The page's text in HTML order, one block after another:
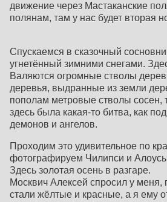
движение через Мастаканские
полянам, там у нас будет вторая
Спускаемся в сказочный
угнетённый зимними снегами.
Валяются огромные стволы
деревья, выдранные из земли
пополам метровые стволы сосен,
здесь была какая-то битва, как
демонов и ангелов.
Проходим это удивительное по
фотографируем Чилипси и
Здесь золотая осень в разгаре.
Москвич Алексей спросил у меня,
стали жёлтые и красные, а я ему